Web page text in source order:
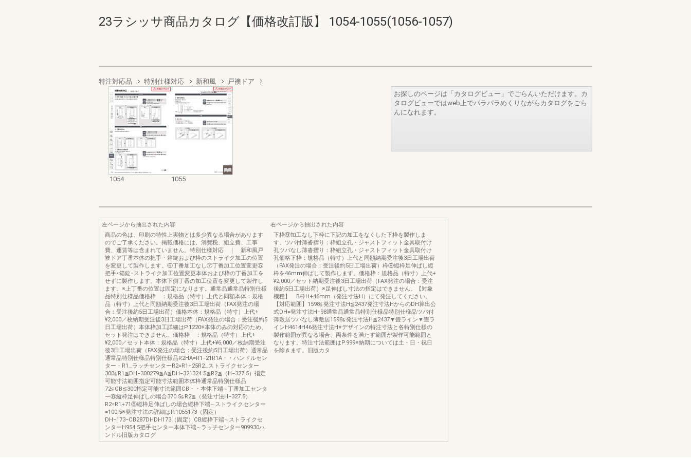
23ラシッサ商品カタログ【価格改訂版】 1054-1055(1056-1057)
特注対応品 特別仕様対応 新和風 戸襖ドア
1054 1055
お探しのページは「カタログビュー」でごらんいただけます。カ
タログビューではweb上でパラパラめくりながらカタログをごら
んになれます。
左ページから抽出された内容
商品の色は、印刷の特性上実物とは多少異なる場合があります
のでご了承ください。掲載価格には、消費税、組立費、工事
費、運賃等は含まれていません。特別仕様対応 ｜ 新和風戸
襖ドア丁番本体の把手・箱錠および枠のストライク加工の位置
を変更して製作します。⑥丁番加工なし⑦丁番加工位置変更⑤
把手･箱錠･ストライク加工位置変更本体および枠の丁番加工を
せずに製作します。本体下側丁番の加工位置を変更して製作し
ます。※上丁番の位置は固定になります。通常品通常品特別仕様
品特別仕様品価格枠 ：規格品（特寸）上代と同額本体：規格
品（特寸）上代と同額納期受注後3日工場出荷（FAX発注の場
合：受注後約5日工場出荷）価格本体：規格品（特寸）上代+
¥2,000／枚納期受注後3日工場出荷（FAX発注の場合：受注後約5
日工場出荷）本体枠加工詳細はP.1220※本体のみの対応のため、
セット発注はできません。価格枠 ：規格品（特寸）上代+
¥2,000／セット本体：規格品（特寸）上代+¥6,000／枚納期受注
後3日工場出荷（FAX発注の場合：受注後約5日工場出荷）通常品
通常品特別仕様品特別仕様品R2HA=R1−21R1A・・ハンドルセン
ター・R1…ラッチセンターR2=R1+25R2…ストライクセンター
300≦R1≦DH−300279≦A≦DH−321324.5≦R2≦（H−327.5）指定
可能寸法範囲指定可能寸法範囲本体枠通常品特別仕様品
72≦CB≦300指定可能寸法範囲CB・・本体下端∼丁番加工センタ
ー⑧縦枠足伸ばしの場合370.5≦R2≦（発注寸法H−327.5）
R2=R1+71⑧縦枠足伸ばしの場合縦枠下端∼ストライクセンター
=100.5※発注寸法の詳細はP.1055173（固定）
DH−173−CB287DHDH173（固定）CB縦枠下端∼ストライクセ
ンターH954.5把手センター本体下端∼ラッチセンター909930ハ
ンドル旧版カタログ
右ページから抽出された内容
下枠⑨加工なし下枠に下記の加工をなくした下枠を製作しま
す。ツバ付薄沓摺り：枠組立孔・ジャストフィット金具取付け
孔ツバなし薄沓摺り：枠組立孔・ジャストフィット金具取付け
孔価格下枠：規格品（特寸）上代と同額納期受注後3日工場出荷
（FAX発注の場合：受注後約5日工場出荷）枠⑧縦枠足伸ばし縦
枠を46mm伸ばして製作します。価格枠：規格品（特寸）上代+
¥2,000／セット納期受注後3日工場出荷（FAX発注の場合：受注
後約5日工場出荷）※足伸ばし寸法の指定はできません。【対象
機種】 B枠H+46mm（発注寸法H）にて発注してください。
【対応範囲】1598≦発注寸法H≦2437発注寸法HからのDH算出公
式DH=発注寸法H−98通常品通常品特別仕様品特別仕様品ツバ付
薄敷居ツバなし薄敷居1598≦発注寸法H≦2437▼畳ライン▼畳ラ
インH4614H46発注寸法H※デザインの特注寸法と各特別仕様の
製作範囲が異なる場合、両条件を満たす範囲が製作可能範囲と
なります。特注寸法範囲はP.999※納期については土・日・祝日
を除きます。旧版カタ